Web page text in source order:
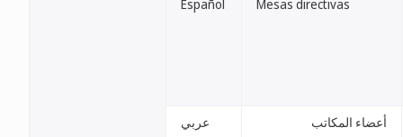
Español Mesas directivas
عربي أعضاء المكاتب